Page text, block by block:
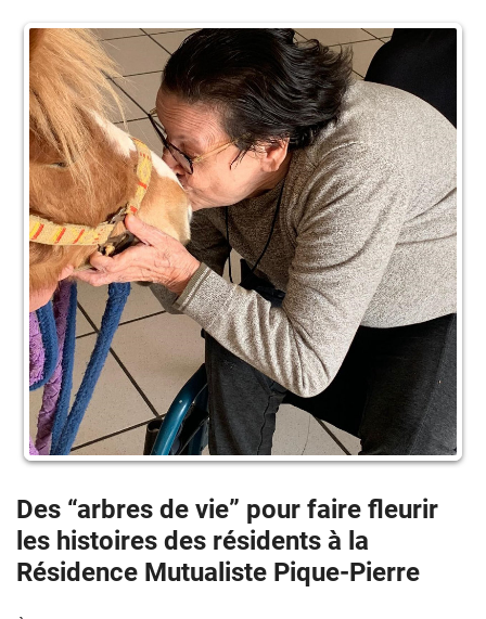
Des “arbres de vie” pour faire fleurir
les histoires des résidents à la
Résidence Mutualiste Pique-Pierre